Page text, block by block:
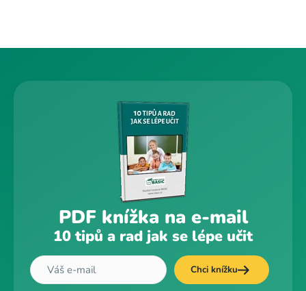
PDF knížka na e-mail
10 tipů a rad jak se lépe učit
Chci knížku